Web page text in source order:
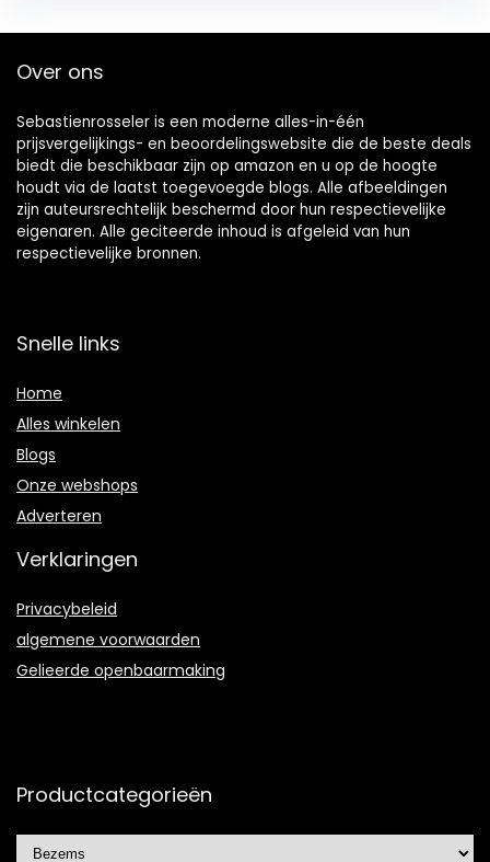
Over ons
Sebastienrosseler is een moderne alles-in-één
prijsvergelijkings- en beoordelingswebsite die de beste deals
biedt die beschikbaar zijn op amazon en u op de hoogte
houdt via de laatst toegevoegde blogs. Alle afbeeldingen
zijn auteursrechtelijk beschermd door hun respectievelijke
eigenaren. Alle geciteerde inhoud is afgeleid van hun
respectievelijke bronnen.
Snelle links
Home
Alles winkelen
Blogs
Onze webshops
Adverteren
Verklaringen
Privacybeleid
algemene voorwaarden
Gelieerde openbaarmaking
Productcategorieën